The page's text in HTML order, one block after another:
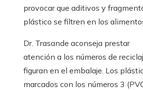
provocar que aditivos y
plástico se filtren en los
Dr. Trasande aconseja prestar
atención a los números de
figuran en el embalaje. Los
marcados con los números 3